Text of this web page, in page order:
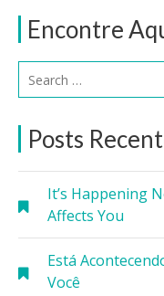
Encontre
Posts
It’s Happening
Affects You
Está
Você